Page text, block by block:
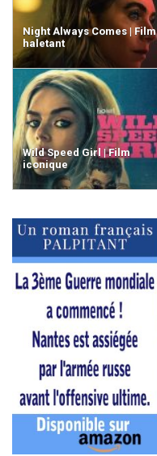
Night Always Comes | Film
haletant
Wild Speed Girl | Film
iconique